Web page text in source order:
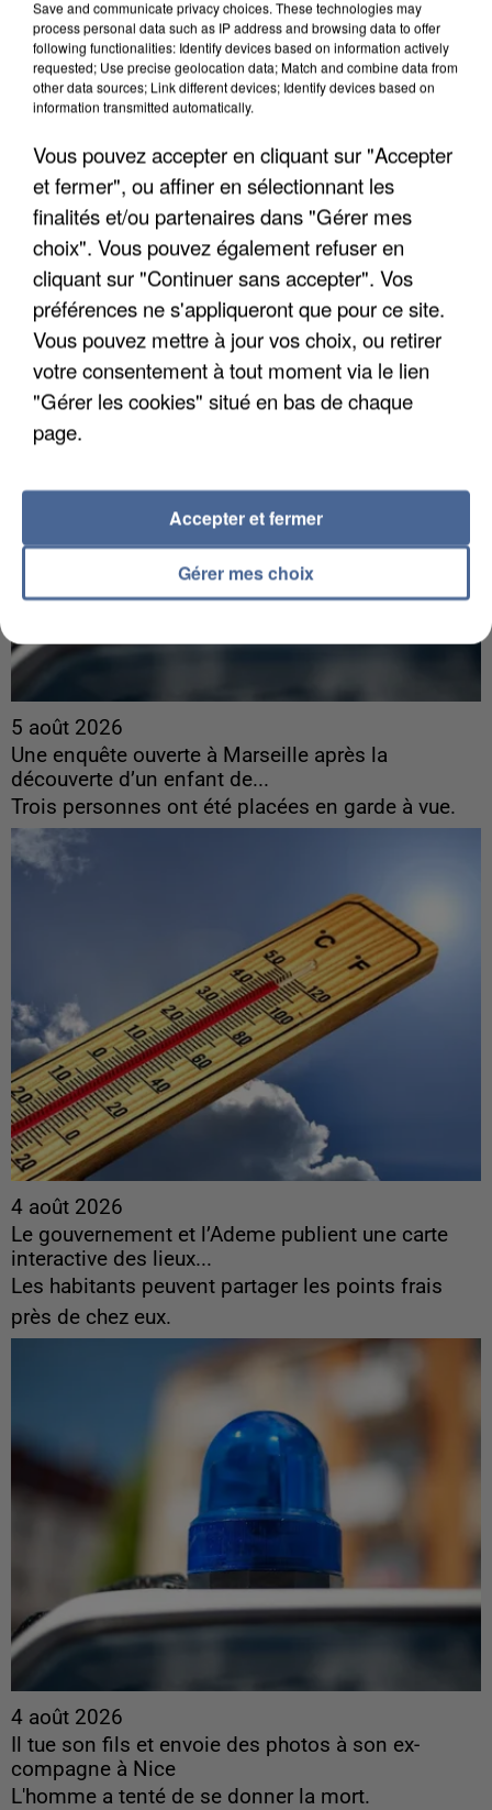
5 août 2026
L’un des fondateurs supposés de la DZ Mafia
interpellé en Algérie
Il est soupçonné d'y avoir mené ses opérations en
France.
5 août 2026
Une enquête ouverte à Marseille après la
découverte d’un enfant de...
Trois personnes ont été placées en garde à vue.
4 août 2026
Le gouvernement et l’Ademe publient une carte
interactive des lieux...
Les habitants peuvent partager les points frais
près de chez eux.
4 août 2026
Il tue son fils et envoie des photos à son ex-
compagne à Nice
L'homme a tenté de se donner la mort.
Save and communicate privacy choices. These technologies may
process personal data such as IP address and browsing data to offer
following functionalities: Identify devices based on information actively
requested; Use precise geolocation data; Match and combine data from
other data sources; Link different devices; Identify devices based on
information transmitted automatically.
Vous pouvez accepter en cliquant sur "Accepter
et fermer", ou affiner en sélectionnant les
finalités et/ou partenaires dans "Gérer mes
choix". Vous pouvez également refuser en
cliquant sur "Continuer sans accepter". Vos
préférences ne s'appliqueront que pour ce site.
Vous pouvez mettre à jour vos choix, ou retirer
votre consentement à tout moment via le lien
"Gérer les cookies" situé en bas de chaque
page.
Gérer mes choix
Accepter et fermer